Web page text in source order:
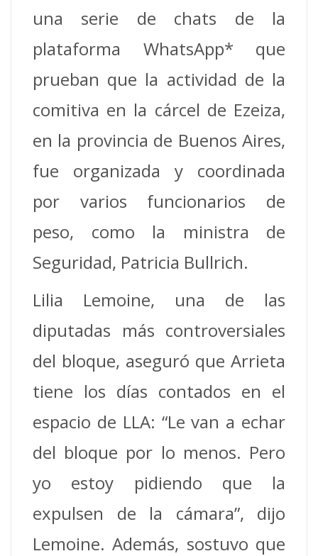
una serie de chats de la
plataforma WhatsApp* que
prueban que la actividad de la
comitiva en la cárcel de Ezeiza,
en la provincia de Buenos Aires,
fue organizada y coordinada
por varios funcionarios de
peso, como la ministra de
Seguridad, Patricia Bullrich.
Lilia Lemoine, una de las
diputadas más controversiales
del bloque, aseguró que Arrieta
tiene los días contados en el
espacio de LLA: “Le van a echar
del bloque por lo menos. Pero
yo estoy pidiendo que la
expulsen de la cámara”, dijo
Lemoine. Además, sostuvo que